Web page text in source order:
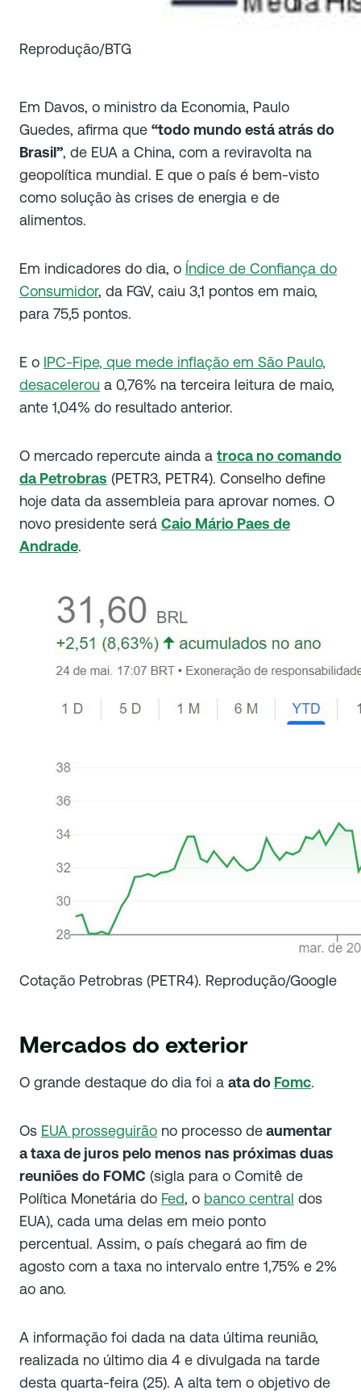
Reprodução/BTG
Em Davos, o ministro da Economia, Paulo
Guedes, afirma que “todo mundo está atrás do
Brasil”, de EUA a China, com a reviravolta na
geopolítica mundial. E que o país é bem-visto
como solução às crises de energia e de
alimentos.
Em indicadores do dia, o Índice de Confiança do
Consumidor, da FGV, caiu 3,1 pontos em maio,
para 75,5 pontos.
E o IPC-Fipe, que mede inflação em São Paulo,
desacelerou a 0,76% na terceira leitura de maio,
ante 1,04% do resultado anterior.
O mercado repercute ainda a troca no comando
da Petrobras (PETR3, PETR4). Conselho define
hoje data da assembleia para aprovar nomes. O
novo presidente será Caio Mário Paes de
Andrade.
Cotação Petrobras (PETR4). Reprodução/Google
Mercados do exterior
O grande destaque do dia foi a ata do Fomc.
Os EUA prosseguirão no processo deaumentar
a taxa de juros pelo menos nas próximas duas
reuniões do FOMC (sigla para o Comitê de
Política Monetária do Fed, o banco central dos
EUA), cada uma delas em meio ponto
percentual. Assim, o país chegará ao fim de
agosto com a taxa no intervalo entre 1,75% e 2%
ao ano.
A informação foi dada na data última reunião,
realizada no último dia 4 e divulgada na tarde
desta quarta-feira (25). A alta tem o objetivo de